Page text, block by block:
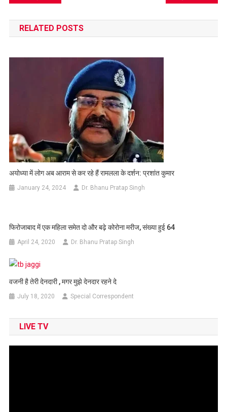
navigation
RELATED POSTS
अयोध्‍या में लोग अब आराम से कर रहे हैं रामलला के दर्शन: प्रशांत कुमार
January 24, 2024 Dr. Bhanu Pratap Singh
फिरोजाबाद में एक महिला समेत दो और बढ़े कोरोना मरीज, संख्या हुई 64
April 24, 2020 Dr. Bhanu Pratap Singh
वजनी है तेरी देनदारी , मगर मुझे देनदार रहने दे
July 18, 2020 Special Correspondent
LIVE TV